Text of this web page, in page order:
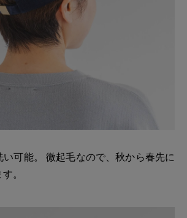
可能。 微起毛なので、秋から春先に
。